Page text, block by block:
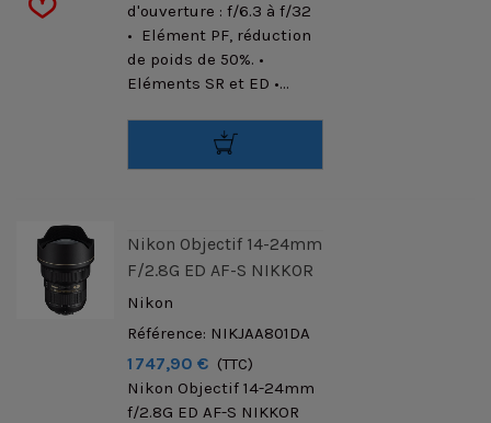
d'ouverture : f/6.3 à f/32
• Elément PF, réduction
de poids de 50%. •
Eléments SR et ED •...
Nikon Objectif 14-24mm
F/2.8G ED AF-S NIKKOR
Nikon
Référence: NIKJAA801DA
1 747,90 € (TTC)
Nikon Objectif 14-24mm
f/2.8G ED AF-S NIKKOR